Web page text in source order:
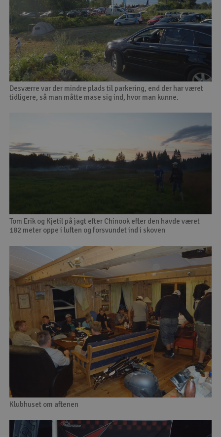
Desværre var der mindre plads til parkering, end der har været
tidligere, så man måtte mase sig ind, hvor man kunne.
Tom Erik og Kjetil på jagt efter Chinook efter den havde været
182 meter oppe i luften og forsvundet ind i skoven
Klubhuset om aftenen